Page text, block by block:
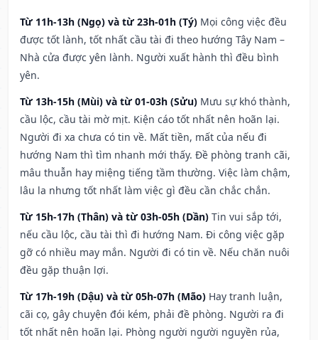
Từ 11h-13h (Ngọ) và từ 23h-01h (Tý) Mọi công việc đều
được tốt lành, tốt nhất cầu tài đi theo hướng Tây Nam –
Nhà cửa được yên lành. Người xuất hành thì đều bình
yên.
Từ 13h-15h (Mùi) và từ 01-03h (Sửu) Mưu sự khó thành,
cầu lộc, cầu tài mờ mịt. Kiện cáo tốt nhất nên hoãn lại.
Người đi xa chưa có tin về. Mất tiền, mất của nếu đi
hướng Nam thì tìm nhanh mới thấy. Đề phòng tranh cãi,
mâu thuẫn hay miệng tiếng tầm thường. Việc làm chậm,
lâu la nhưng tốt nhất làm việc gì đều cần chắc chắn.
Từ 15h-17h (Thân) và từ 03h-05h (Dần) Tin vui sắp tới,
nếu cầu lộc, cầu tài thì đi hướng Nam. Đi công việc gặp
gỡ có nhiều may mắn. Người đi có tin về. Nếu chăn nuôi
đều gặp thuận lợi.
Từ 17h-19h (Dậu) và từ 05h-07h (Mão) Hay tranh luận,
cãi cọ, gây chuyện đói kém, phải đề phòng. Người ra đi
tốt nhất nên hoãn lại. Phòng người người nguyền rủa,